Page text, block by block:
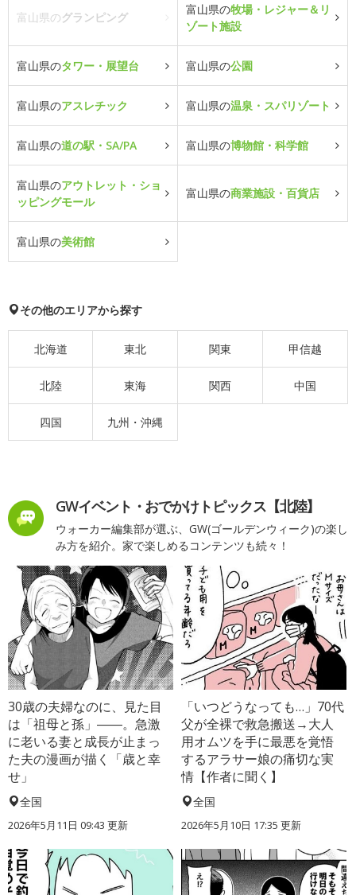
富山県のグランピング
富山県の牧場・レジャー＆リ
ゾート施設
富山県のタワー・展望台 富山県の公園
富山県のアスレチック 富山県の温泉・スパリゾート
富山県の道の駅・SA/PA 富山県の博物館・科学館
富山県のアウトレット・ショ
ッピングモール
富山県の商業施設・百貨店
富山県の美術館
その他のエリアから探す
北海道 東北 関東 甲信越
北陸 東海 関西 中国
四国 九州・沖縄
GWイベント・おでかけトピックス【北陸】
ウォーカー編集部が選ぶ、GW(ゴールデンウィーク)の楽し
み方を紹介。家で楽しめるコンテンツも続々！
30歳の夫婦なのに、見た目
は「祖母と孫」――。急激
に老いる妻と成長が止まっ
た夫の漫画が描く「歳と幸
せ」
全国
2026年5月11日 09:43 更新
「いつどうなっても…」70代
父が全裸で救急搬送→大人
用オムツを手に最悪を覚悟
するアラサー娘の痛切な実
情【作者に聞く】
全国
2026年5月10日 17:35 更新